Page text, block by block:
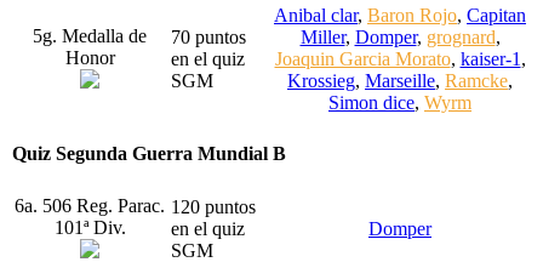
5g. Medalla de
Honor
70 puntos
en el quiz
SGM
Anibal clar, Baron Rojo, Capitan
Miller, Domper, grognard,
Joaquin Garcia Morato, kaiser-1 ,
Krossieg, Marseille, Ramcke,
Simon dice, Wyrm
Quiz Segunda Guerra Mundial B
6a. 506 Reg. Parac.
101ª Div.
120 puntos
en el quiz
SGM
Domper